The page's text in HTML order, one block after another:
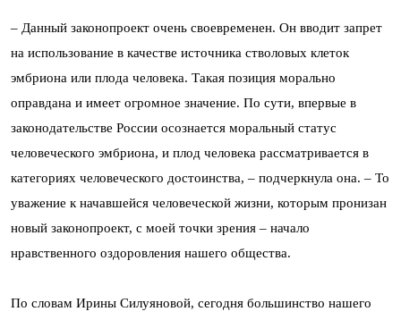
– Данный законопроект очень своевременен. Он вводит запрет
на использование в качестве источника стволовых клеток
эмбриона или плода человека. Такая позиция морально
оправдана и имеет огромное значение. По сути, впервые в
законодательстве России осознается моральный статус
человеческого эмбриона, и плод человека рассматривается в
категориях человеческого достоинства, – подчеркнула она. – То
уважение к начавшейся человеческой жизни, которым пронизан
новый законопроект, с моей точки зрения – начало
нравственного оздоровления нашего общества.
По словам Ирины Силуяновой, сегодня большинство нашего